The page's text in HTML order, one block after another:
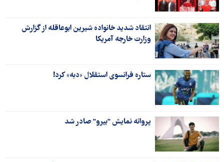
انتقاد شدید خانواده شیرین ابوعاقله از گزارش
وزارت خارجه آمریکا
ستاره فرانسوی استقلال «دبه» کرد!
پروانه نمایش "بیرو" صادر شد